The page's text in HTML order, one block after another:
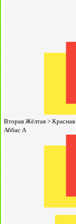
Вторая Жёлтая > Красная
Аббас А